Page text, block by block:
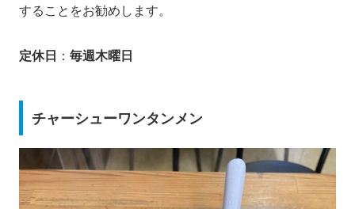
することをお勧めします。
定休日 ： 毎週木曜日
チャーシューワンタンメン